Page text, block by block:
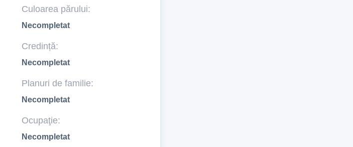
Culoarea părului:
Necompletat
Credință:
Necompletat
Planuri de familie:
Necompletat
Ocupaţie:
Necompletat